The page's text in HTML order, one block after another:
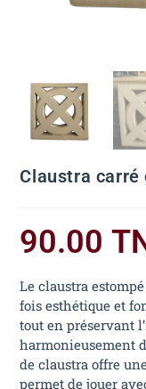
Claustra carré
90.00
Le claustra
fois esthétique et
tout en préservant
harmonieusement
de claustra offre
permet de jouer